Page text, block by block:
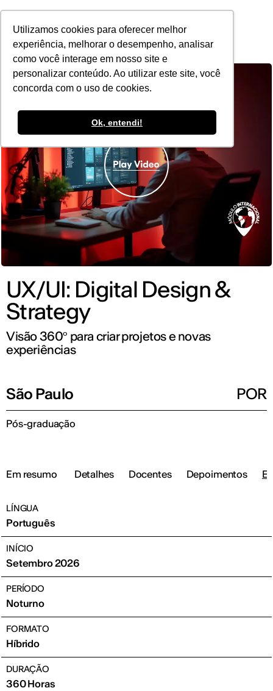
Utilizamos cookies para oferecer melhor
experiência, melhorar o desempenho, analisar
como você interage em nosso site e
personalizar conteúdo. Ao utilizar este site, você
concorda com o uso de cookies.
Ok, entendi!
POR
UX/UI: Digital Design &
Strategy
Visão 360º para criar projetos e novas
experiências
São Paulo POR
Pós-graduação
Em resumo Detalhes Docentes Depoimentos
LÍNGUA
Português
INÍCIO
Setembro 2026
PERÍODO
Noturno
FORMATO
Híbrido
DURAÇÃO
360 Horas